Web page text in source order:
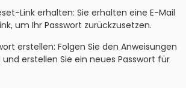
Link erhalten: Sie erhalten eine E-Mail
um Ihr Passwort zurückzusetzen.
erstellen: Folgen Sie den Anweisungen
und erstellen Sie ein neues Passwort für